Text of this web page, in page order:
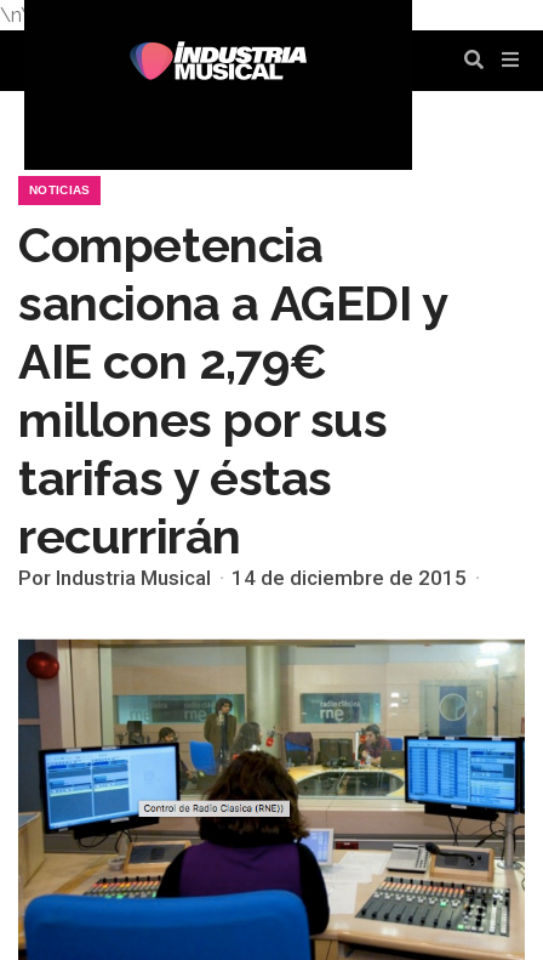
\n\n
NOTICIAS
Competencia
sanciona a AGEDI y
AIE con 2,79€
millones por sus
tarifas y éstas
recurrirán
Por Industria Musical 14 de diciembre de 2015